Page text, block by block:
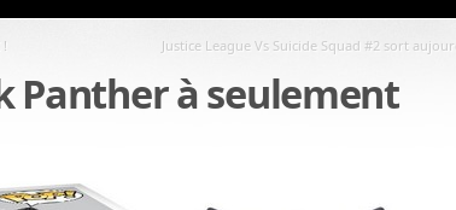
Justice League Vs Suicide Squad #2 sort
Panther à seulement